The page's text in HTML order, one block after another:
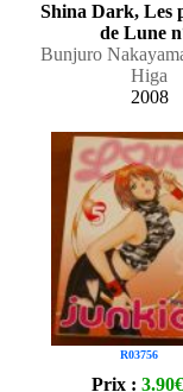
Shina Dark, Les
de Lune
Bunjuro
Higa
2008
R03756
Prix : 3.90€